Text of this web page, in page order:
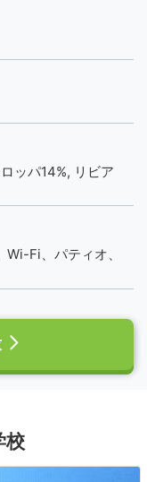
ッパ14%, リビア
Fi、パティオ、
校